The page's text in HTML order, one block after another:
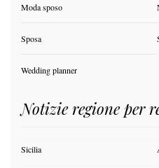
Moda sposo
Sposa
Wedding planner
Notizie regione per
Sicilia